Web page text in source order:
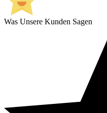
Was Unsere Kunden Sagen